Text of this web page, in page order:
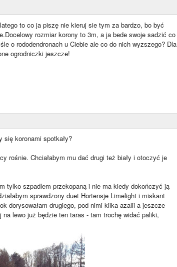
to co ja piszę nie kieruj sie tym za bardzo, bo być
rozmiar korony to 3m, a ja bede swoje sadzić co
o rododendronach u Ciebie ale co do nich wyzszego? Dla
ogrodniczki jeszcze!
koronami spotkały?
rośnie. Chciałabym mu dać drugi też biały i otoczyć je
tylko szpadlem przekopaną i nie ma kiedy dokończyć ją
sprawdzony duet Hortensje Limelight i miskant
dorysowałam drugiego, pod nimi kilka azalii a jeszcze
lewo już będzie ten taras - tam trochę widać paliki,